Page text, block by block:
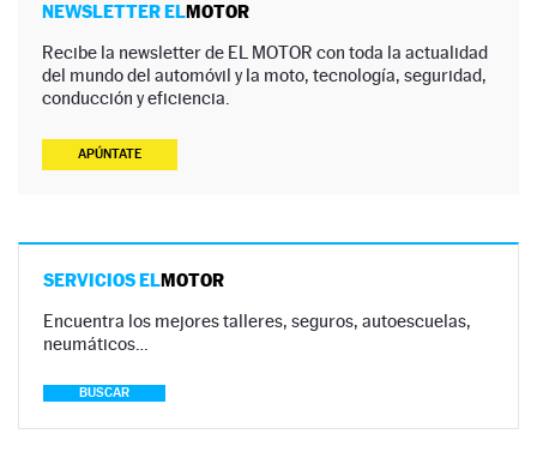
NEWSLETTER ELMOTOR
Recibe la newsletter de EL MOTOR con toda la actualidad
del mundo del automóvil y la moto, tecnología, seguridad,
conducción y eficiencia.
APÚNTATE
SERVICIOS ELMOTOR
Encuentra los mejores talleres, seguros, autoescuelas,
neumáticos…
BUSCAR